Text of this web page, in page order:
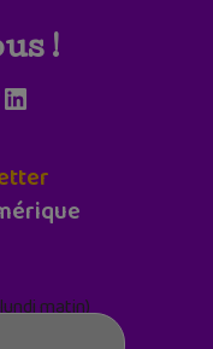
!
LinkedIn
matin)